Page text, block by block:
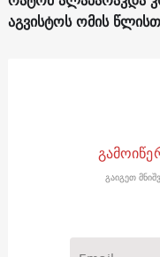
აგვისტოს ომის
გაიგეთ